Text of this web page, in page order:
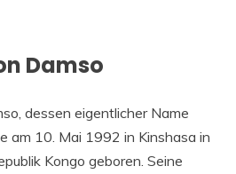
Damso
dessen eigentlicher Name
am 10. Mai 1992 in Kinshasa in
Kongo geboren. Seine